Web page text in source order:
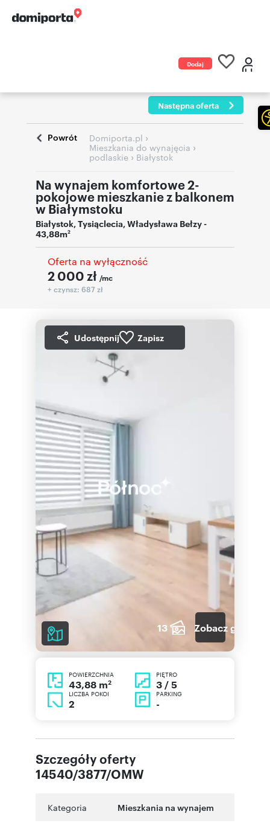
Dodaj
Następna oferta
Powrót Domiporta.pl ›
Mieszkania do wynajęcia ›
podlaskie › Białystok
Na wynajem komfortowe 2-
pokojowe mieszkanie z balkonem
w Białymstoku
Białystok,Tysiąclecia,Władysława Bełzy-
43,88m2
Oferta na wyłączność
2 000 zł /mc
+ czynsz: 687 zł
Udostępnij Zapisz
13 Zobacz galerię
POWIERZCHNIA
43,88 m2
PIĘTRO
3 / 5
LICZBA POKOI
2
PARKING
-
Szczegóły oferty
14540/3877/OMW
Kategoria Mieszkania na wynajem